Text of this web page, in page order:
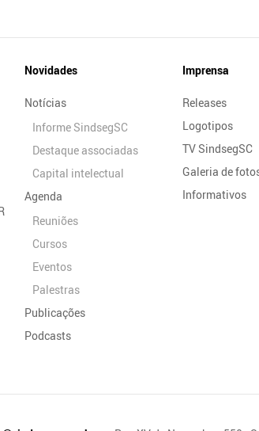
Novidades
Notícias
Informe SindsegSC
Destaque associadas
Capital intelectual
Agenda
Reuniões
Cursos
Eventos
Palestras
Publicações
Podcasts
Imprensa
Releases
Logotipos
TV SindsegSC
Galeria de
Informativos